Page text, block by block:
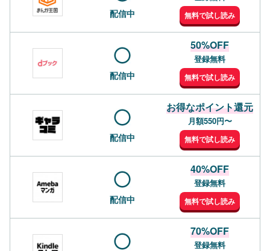
配信中 無料で試し読み
配信中
50%OFF
登録無料
無料で試し読み
配信中
お得なポイント還元
月額550円〜
無料で試し読み
配信中
40%OFF
登録無料
無料で試し読み
70%OFF
登録無料